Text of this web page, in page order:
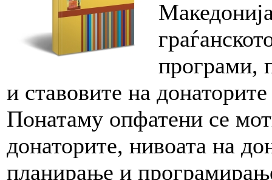
програми,
и ставовите на
Понатаму опфатени се
донаторите, нивоата на
планирање и